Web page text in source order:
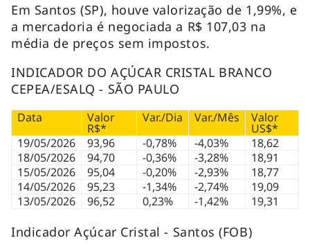
Em Santos (SP), houve valorização de 1,99%, e
a mercadoria é negociada a R$ 107,03 na
média de preços sem impostos.
INDICADOR DO AÇÚCAR CRISTAL BRANCO
CEPEA/ESALQ - SÃO PAULO
Data Valor
R$*
Var./Dia Var./Mês Valor
US$*
19/05/2026
93,96 -0,78% -4,03%
18,62
18/05/2026
94,70 -0,36% -3,28%
18,91
15/05/2026
95,04 -0,20% -2,93%
18,77
14/05/2026
95,23 -1,34% -2,74%
19,09
13/05/2026
96,52 0,23% -1,42% 19,31
Indicador Açúcar Cristal - Santos (FOB)